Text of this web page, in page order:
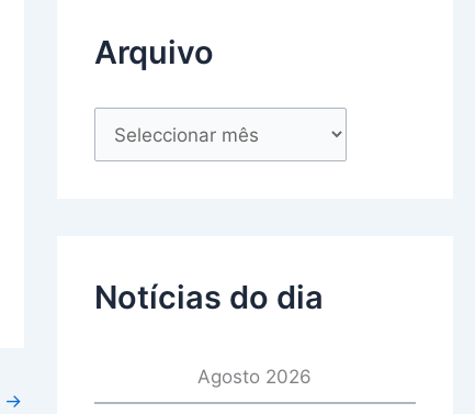
→
Arquivo
Notícias do dia
Agosto 2026